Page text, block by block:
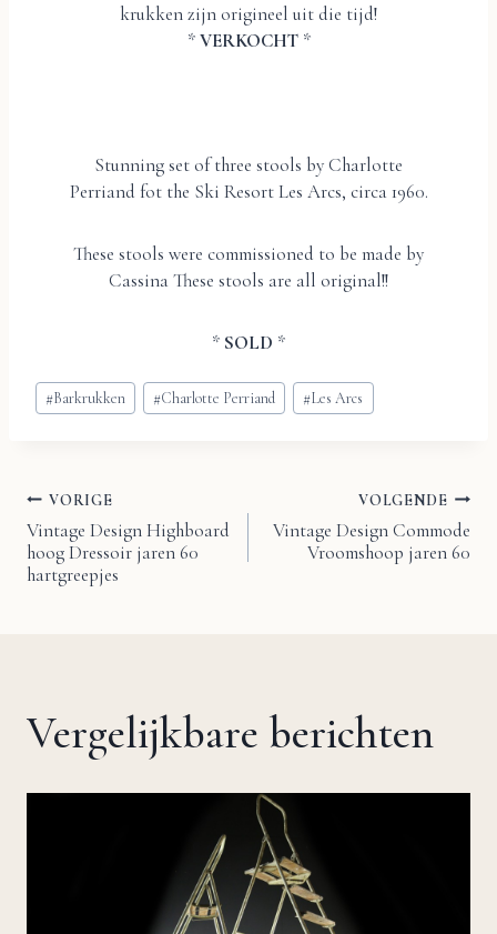
krukken zijn origineel uit die tijd!
*VERKOCHT*
Stunning set of three stools by Charlotte
Perriand fot the Ski Resort Les Arcs, circa 1960.
These stools were commissioned to be made by
Cassina These stools are all original!!
* SOLD *
Bericht
tags:
#Barkrukken #Charlotte Perriand #Les Arcs
Bericht
navigatie
VORIGE
Vintage Design Highboard
hoog Dressoir jaren 60
hartgreepjes
VOLGENDE
Vintage Design Commode
Vroomshoop jaren 60
Vergelijkbare berichten